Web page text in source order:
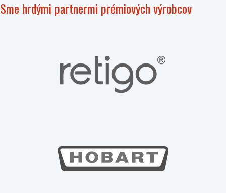
Sme hrdými partnermi prémiových výrobcov